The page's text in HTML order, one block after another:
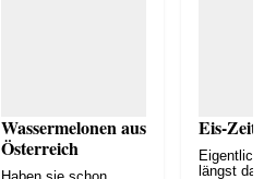
Wassermelonen aus
Österreich
Eis-Zeit
längst